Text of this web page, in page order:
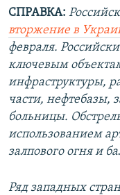
СПРАВКА:
вторжение в
февраля.
ключевым
инфраструктуры,
части, нефтебазы,
больницы.
использованием
залпового огня и
Ряд западных